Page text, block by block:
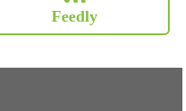
Feedly